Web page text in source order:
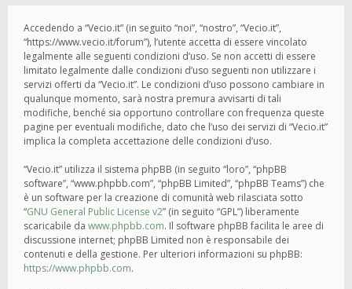
Accedendo a “Vecio.it” (in seguito “noi”, “nostro”, “Vecio.it”,
“https://www.vecio.it/forum”), l’utente accetta di essere vincolato
legalmente alle seguenti condizioni d’uso. Se non accetti di essere
limitato legalmente dalle condizioni d’uso seguenti non utilizzare i
servizi offerti da “Vecio.it”. Le condizioni d’uso possono cambiare in
qualunque momento, sarà nostra premura avvisarti di tali
modifiche, benché sia opportuno controllare con frequenza queste
pagine per eventuali modifiche, dato che l’uso dei servizi di “Vecio.it”
implica la completa accettazione delle condizioni d’uso.
“Vecio.it” utilizza il sistema phpBB (in seguito “loro”, “phpBB
software”, “www.phpbb.com”, “phpBB Limited”, “phpBB Teams”) che
è un software per la creazione di comunità web rilasciata sotto
“GNU General Public License v2” (in seguito “GPL”) liberamente
scaricabile da www.phpbb.com. Il software phpBB facilita le aree di
discussione internet; phpBB Limited non è responsabile dei
contenuti e della gestione. Per ulteriori informazioni su phpBB:
https://www.phpbb.com.